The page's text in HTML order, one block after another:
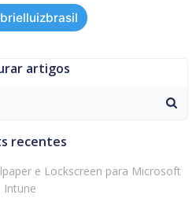
artigos
recentes
e Lockscreen para Microsoft
Intune